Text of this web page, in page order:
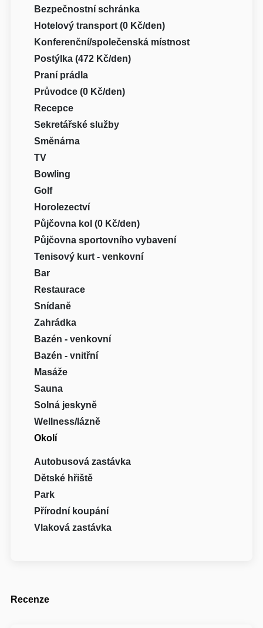
Bezpečnostní schránka
Hotelový transport (0 Kč/den)
Konferenční/společenská místnost
Postýlka (472 Kč/den)
Praní prádla
Průvodce (0 Kč/den)
Recepce
Sekretářské služby
Směnárna
TV
Bowling
Golf
Horolezectví
Půjčovna kol (0 Kč/den)
Půjčovna sportovního vybavení
Tenisový kurt - venkovní
Bar
Restaurace
Snídaně
Zahrádka
Bazén - venkovní
Bazén - vnitřní
Masáže
Sauna
Solná jeskyně
Wellness/lázně
Okolí
Autobusová zastávka
Dětské hřiště
Park
Přírodní koupání
Vlaková zastávka
Recenze